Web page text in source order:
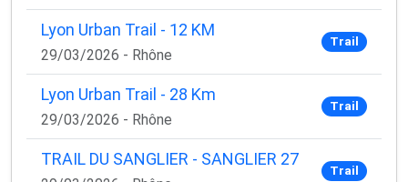
Lyon Urban Trail - 12 KM
29/03/2026 - Rhône
Trail
Lyon Urban Trail - 28 Km
29/03/2026 - Rhône
Trail
TRAIL DU SANGLIER - SANGLIER 27
Trail